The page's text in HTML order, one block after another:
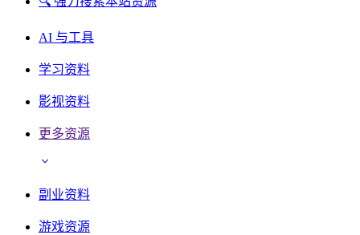
AI 与工具
学习资料
影视资料
更多资源
副业资料
游戏资源